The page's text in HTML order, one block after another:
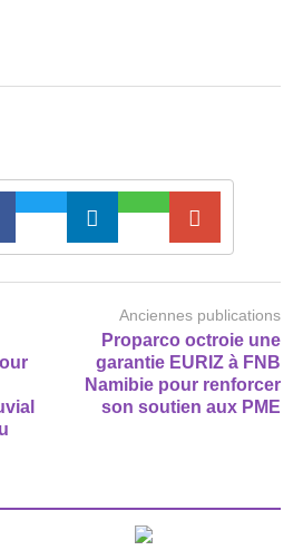
Anciennes publications
Proparco octroie une
garantie EURIZ à FNB
Namibie pour renforcer
son soutien aux PME